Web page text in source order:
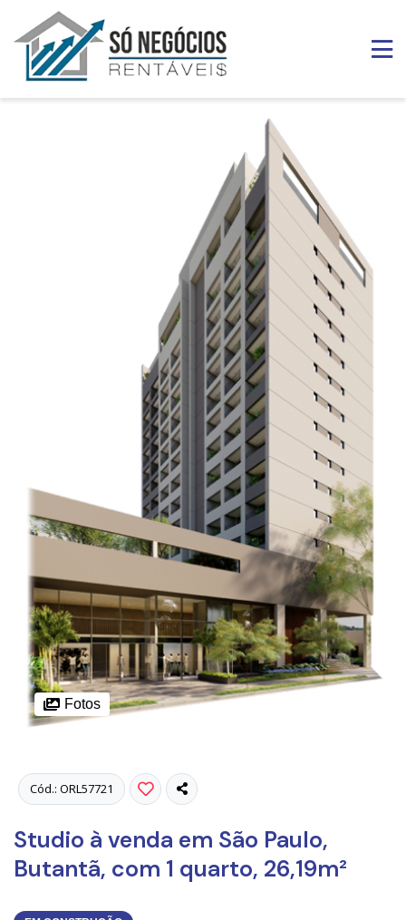
Fotos
Cód.: ORL57721
Studio à venda em São Paulo,
Butantã, com 1 quarto, 26,19m²